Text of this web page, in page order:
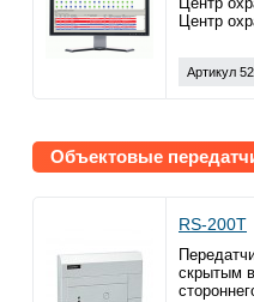
Центр
Артикул
Объектовые
RS-200T
скрытым